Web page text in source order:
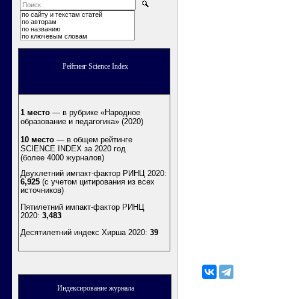
по сайту и текстам статей
по авторам
по названию
по ключевым словам
Рейтинг Science Index
1 место — в рубрике «Народное
образование и педагогика» (2020)
10 место — в общем рейтинге
SCIENCE INDEX за 2020 год
(более 4000 журналов)
Двухлетний импакт-фактор РИНЦ 2020:
6,925 (с учетом цитирования из всех
источников)
Пятилетний импакт-фактор РИНЦ
2020: 3,483
Десятилетний индекс Хирша 2020: 39
Индексирование журнала